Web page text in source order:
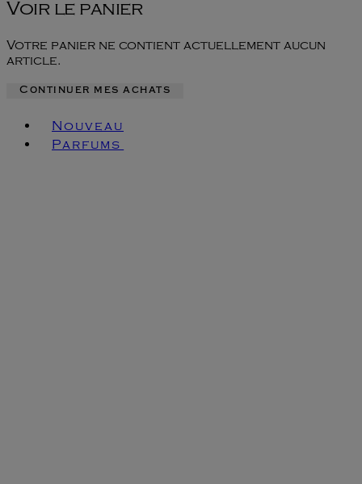
Voir le panier
Votre panier ne contient actuellement aucun
article.
Continuer mes achats
Nouveau
Parfums